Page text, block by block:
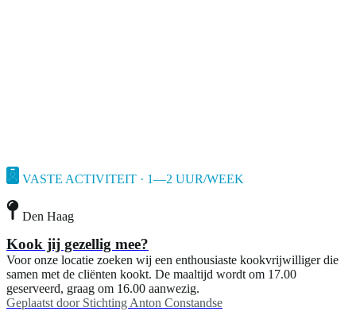
VASTE ACTIVITEIT · 1—2 UUR/WEEK
Den Haag
Kook jij gezellig mee?
Voor onze locatie zoeken wij een enthousiaste kookvrijwilliger die
samen met de cliënten kookt. De maaltijd wordt om 17.00
geserveerd, graag om 16.00 aanwezig.
Geplaatst door Stichting Anton Constandse